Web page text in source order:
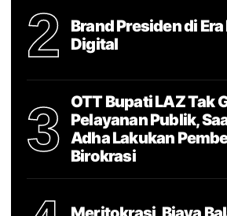
2
Brand Presiden di
Digital
3
OTT Bupati LAZ Tak
Pelayanan Publik,
Adha Lakukan
Birokrasi